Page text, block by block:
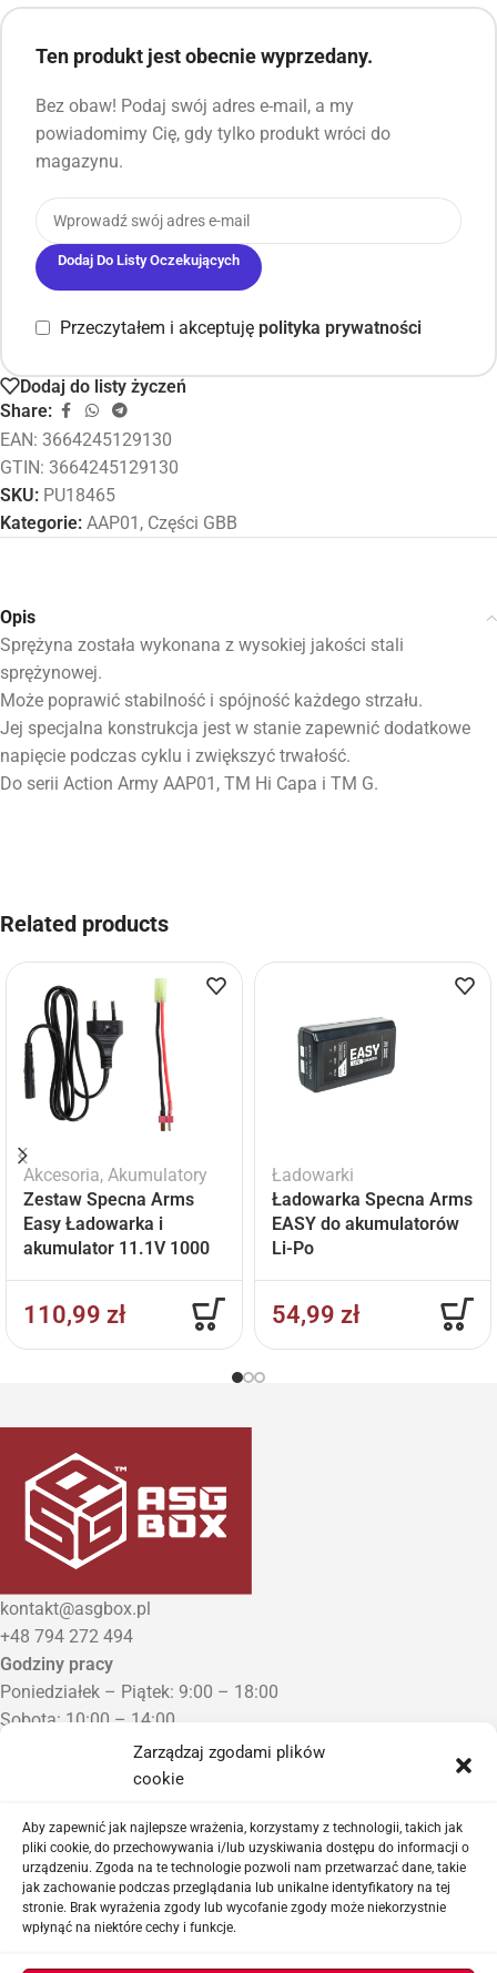
Zarządzaj zgodami plików
cookie
Aby zapewnić jak najlepsze wrażenia, korzystamy z technologii, takich jak
pliki cookie, do przechowywania i/lub uzyskiwania dostępu do informacji o
urządzeniu. Zgoda na te technologie pozwoli nam przetwarzać dane, takie
jak zachowanie podczas przeglądania lub unikalne identyfikatory na tej
stronie. Brak wyrażenia zgody lub wycofanie zgody może niekorzystnie
wpłynąć na niektóre cechy i funkcje.
Ten produkt jest obecnie wyprzedany.
Bez obaw! Podaj swój adres e-mail, a my
powiadomimy Cię, gdy tylko produkt wróci do
magazynu.
Dodaj Do Listy Oczekujących
Przeczytałem i akceptuję polityka prywatności
Dodaj do listy życzeń
Share:
EAN: 3664245129130
GTIN: 3664245129130
SKU: PU18465
Kategorie: AAP01 , Części GBB
Opis
Sprężyna została wykonana z wysokiej jakości stali
sprężynowej.
Może poprawić stabilność i spójność każdego strzału.
Jej specjalna konstrukcja jest w stanie zapewnić dodatkowe
napięcie podczas cyklu i zwiększyć trwałość.
Do serii Action Army AAP01, TM Hi Capa i TM G.
Related products
Akcesoria, Akumulatory
Zestaw Specna Arms
Easy Ładowarka i
akumulator 11.1V 1000
110,99 zł
Ładowarki
Ładowarka Specna Arms
EASY do akumulatorów
Li-Po
54,99 zł
kontakt@asgbox.pl
+48 794 272 494
Godziny pracy
Poniedziałek – Piątek: 9:00 – 18:00
Sobota: 10:00 – 14:00
Niedziela: Zamknięte
Punkt Odbioru zamówień
Proszę o wcześniejszy kontakt telefoniczny
Sklep airsoftowy i serwis replik ASG